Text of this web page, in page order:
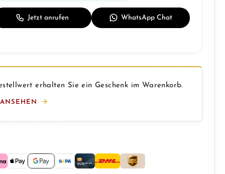
Jetzt anrufen WhatsApp Chat
erhalten Sie ein Geschenk im Warenkorb.